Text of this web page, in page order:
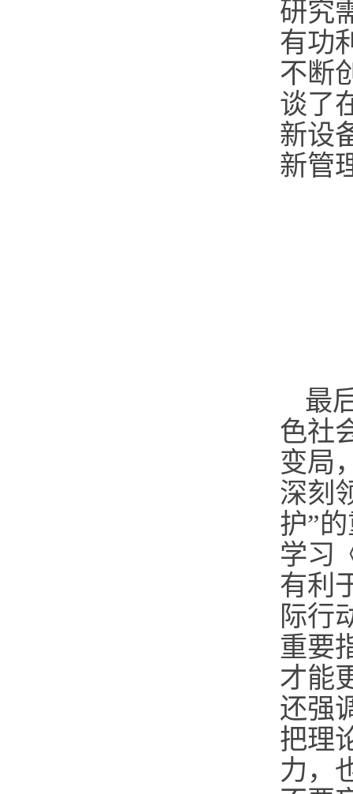
研究
有功
不断
谈了
新设
新管
最
色社
变局
深刻
护”
学习
有利
际行
重要
才能
还强
把理
力，